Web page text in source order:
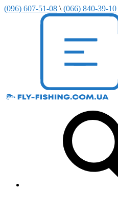
(096) 607-51-08 \ (066) 840-39-10